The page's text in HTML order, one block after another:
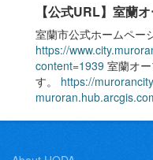
【公式URL】室蘭
室蘭市公式ホームペー
https://
content=1939 室蘭オ
す。 https://